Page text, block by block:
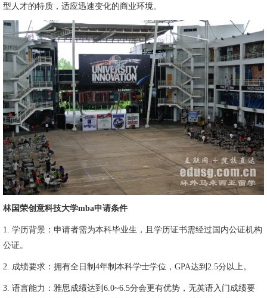
型人才的特质，适应迅速变化的商业环境。
林国荣创意科技大学mba申请条件
1. 学历背景：申请者需为本科毕业生，且学历证书需经过国内公证机构
公证。
2. 成绩要求：拥有全日制4年制本科学士学位，GPA达到2.5分以上。
3. 语言能力：雅思成绩达到6.0~6.5分会更有优势，无英语入门成绩要